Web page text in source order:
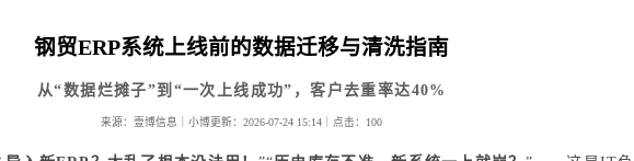
钢贸ERP系统上线前的数据迁移与清洗指南
从“数据烂摊子”到“一次上线成功”，客户去重率达40%
来源：壹博信息｜小博更新：2026-07-24 15:14｜ 点击： 100